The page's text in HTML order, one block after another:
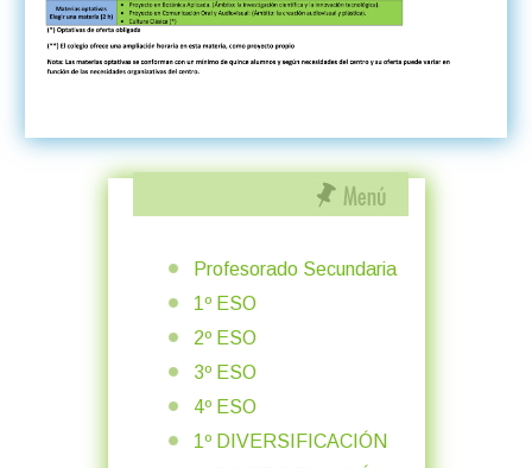
Profesorado Secundaria
1º ESO
2º ESO
3º ESO
4º ESO
1º DIVERSIFICACIÓN